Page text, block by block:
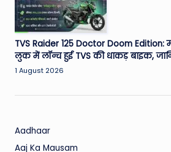
TVS Raider 125 Doctor Doom
लुक में लॉन्च हुई TVS की धाकड़ बाइक,
1 August 2026
Aadhaar
Aaj Ka Mausam